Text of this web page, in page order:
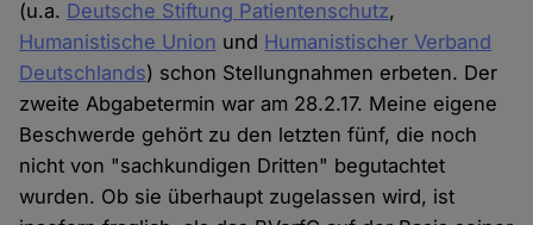
(u.a. Deutsche Stiftung Patientenschutz,
Humanistische Union und Humanistischer Verband
Deutschlands) schon Stellungnahmen erbeten. Der
zweite Abgabetermin war am 28.2.17. Meine eigene
Beschwerde gehört zu den letzten fünf, die noch
nicht von "sachkundigen Dritten" begutachtet
wurden. Ob sie überhaupt zugelassen wird, ist